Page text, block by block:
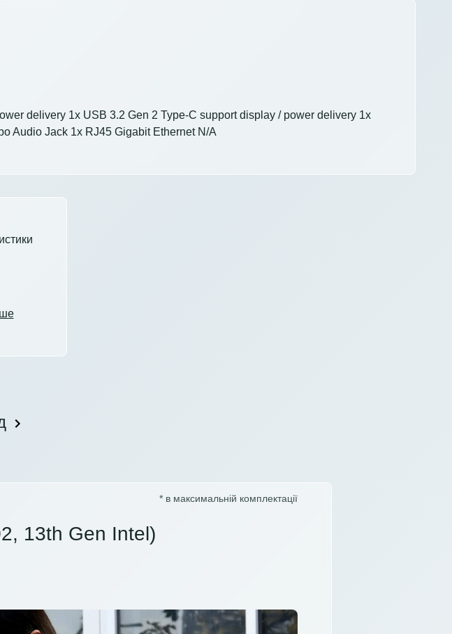
delivery 1x USB 3.2 Gen 2 Type-C support display / power delivery 1x
Audio Jack 1x RJ45 Gigabit Ethernet N/A
* в максимальній комплектації
13th Gen Intel)